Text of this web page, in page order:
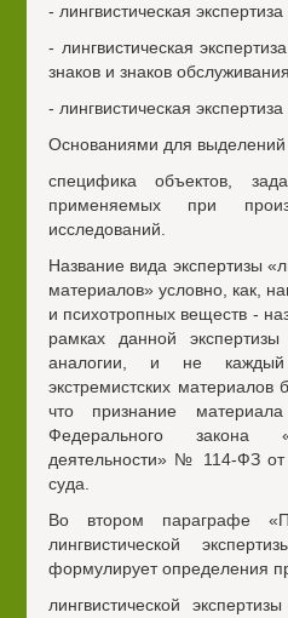
- лингвистическая
- лингвистическая
знаков и знаков
- лингвистическая
Основаниями для выделений
специфика объектов,
применяемых при
исследований.
Название вида экспертизы
материалов» условно, как,
и психотропных веществ -
рамках данной
аналогии, и не каждый
экстремистских материалов
что признание
Федерального закона
деятельности» № 114-ФЗ от
суда.
Во втором параграфе
лингвистической
формулирует определения
лингвистической